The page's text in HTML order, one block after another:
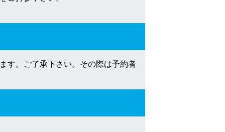
す。ご了承下さい。その際は予約者